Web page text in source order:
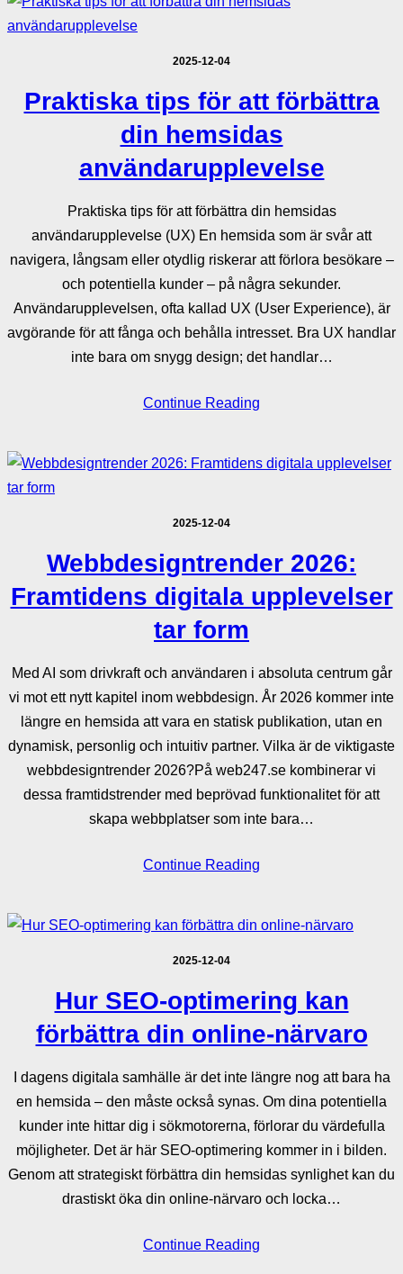
2025-12-04
Praktiska tips för att förbättra
din hemsidas
användarupplevelse
Praktiska tips för att förbättra din hemsidas
användarupplevelse (UX) En hemsida som är svår att
navigera, långsam eller otydlig riskerar att förlora besökare –
och potentiella kunder – på några sekunder.
Användarupplevelsen, ofta kallad UX (User Experience), är
avgörande för att fånga och behålla intresset. Bra UX handlar
inte bara om snygg design; det handlar…
Continue Reading
2025-12-04
Webbdesigntrender 2026:
Framtidens digitala upplevelser
tar form
Med AI som drivkraft och användaren i absoluta centrum går
vi mot ett nytt kapitel inom webbdesign. År 2026 kommer inte
längre en hemsida att vara en statisk publikation, utan en
dynamisk, personlig och intuitiv partner. Vilka är de viktigaste
webbdesigntrender 2026?På web247.se kombinerar vi
dessa framtidstrender med beprövad funktionalitet för att
skapa webbplatser som inte bara…
Continue Reading
2025-12-04
Hur SEO-optimering kan
förbättra din online-närvaro
I dagens digitala samhälle är det inte längre nog att bara ha
en hemsida – den måste också synas. Om dina potentiella
kunder inte hittar dig i sökmotorerna, förlorar du värdefulla
möjligheter. Det är här SEO-optimering kommer in i bilden.
Genom att strategiskt förbättra din hemsidas synlighet kan du
drastiskt öka din online-närvaro och locka…
Continue Reading